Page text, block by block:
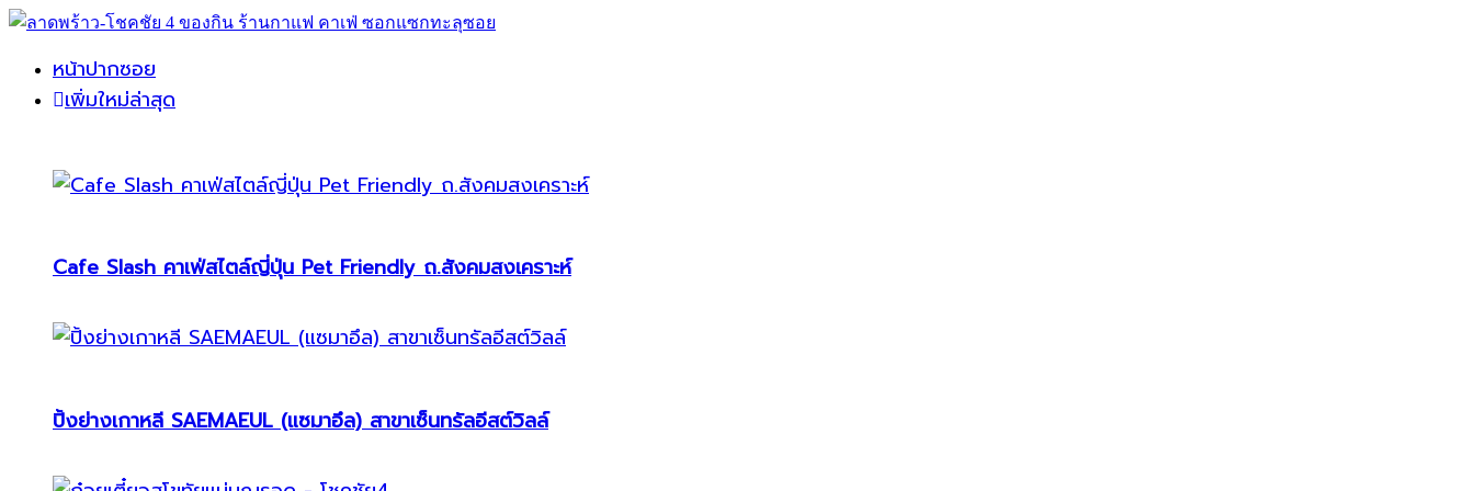
หน้าปากซอย
เพิ่มใหม่ล่าสุด
Cafe Slash คาเฟ่สไตล์ญี่ปุ่น Pet Friendly ถ.สังคมสงเคราะห์
ปิ้งย่างเกาหลี SAEMAEUL (แซมาอึล) สาขาเซ็นทรัลอีสต์วิลล์